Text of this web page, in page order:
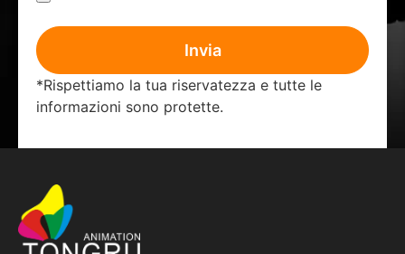
Invia
*Rispettiamo la tua riservatezza e tutte le
informazioni sono protette.